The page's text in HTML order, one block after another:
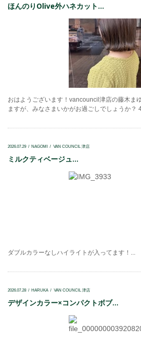
ほんのりOlive外ハネカット...
おはようございます！vancouncil津店の藤木ま
ますが、みなさまいかがお過ごしでしょうか？
2026.07.29 NAGOMI VAN COUNCIL 津店
ミルクティベージュ...
ダブルカラーなしハイライトが入ってます！...
2026.07.28 HARUKA VAN COUNCIL 津店
デザインカラー×コンパクトボブ...